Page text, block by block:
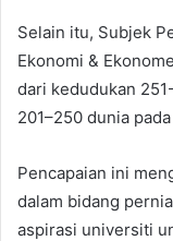
Selain itu, Subjek
Ekonomi &
dari kedudukan
201–250 dunia
Pencapaian ini
dalam bidang
aspirasi universiti